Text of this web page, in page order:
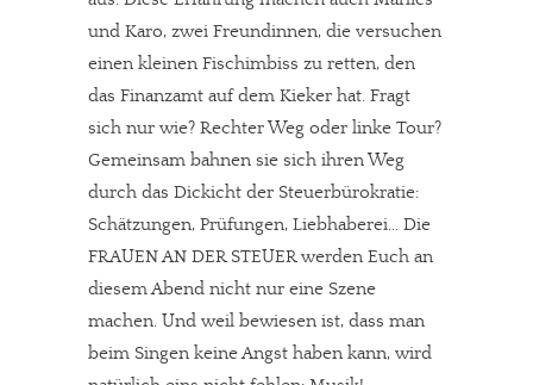
und Karo, zwei Freundinnen, die versuchen
einen kleinen Fischimbiss zu retten, den
das Finanzamt auf dem Kieker hat. Fragt
sich nur wie? Rechter Weg oder linke Tour?
Gemeinsam bahnen sie sich ihren Weg
durch das Dickicht der Steuerbürokratie:
Schätzungen, Prüfungen, Liebhaberei… Die
FRAUEN AN DER STEUER werden Euch an
diesem Abend nicht nur eine Szene
machen. Und weil bewiesen ist, dass man
beim Singen keine Angst haben kann, wird